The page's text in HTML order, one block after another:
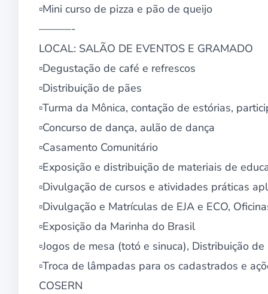
▫Mini curso de pizza e pão de queijo
———-
LOCAL: SALÃO DE EVENTOS E GRAMADO
▫Degustação de café e refrescos
▫Distribuição de pães
▫Turma da Mônica, contação de estórias,
▫Concurso de dança, aulão de dança
▫Casamento Comunitário
▫Exposição e distribuição de materiais de
▫Divulgação de cursos e atividades práticas
▫Divulgação e Matrículas de EJA e ECO,
▫Exposição da Marinha do Brasil
▫Jogos de mesa (totó e sinuca), Distribuição
▫Troca de lâmpadas para os cadastrados e
COSERN